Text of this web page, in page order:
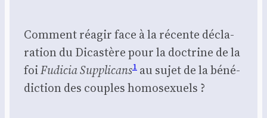
Com­ment réagir face à la récente décla­
ra­tion du Dicas­tère pour la doc­trine de la
foiFudi­cia Sup­pli­cans1 au sujet de la béné­
dic­tion des couples homo­sexuels ?